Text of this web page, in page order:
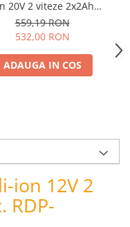
20V 2 viteze 2x2Ah
adaptor 90° RDP-
CDL21
559,19 RON
532,00 RON
ADAUGA IN COS
ion 12V 2
RDP-